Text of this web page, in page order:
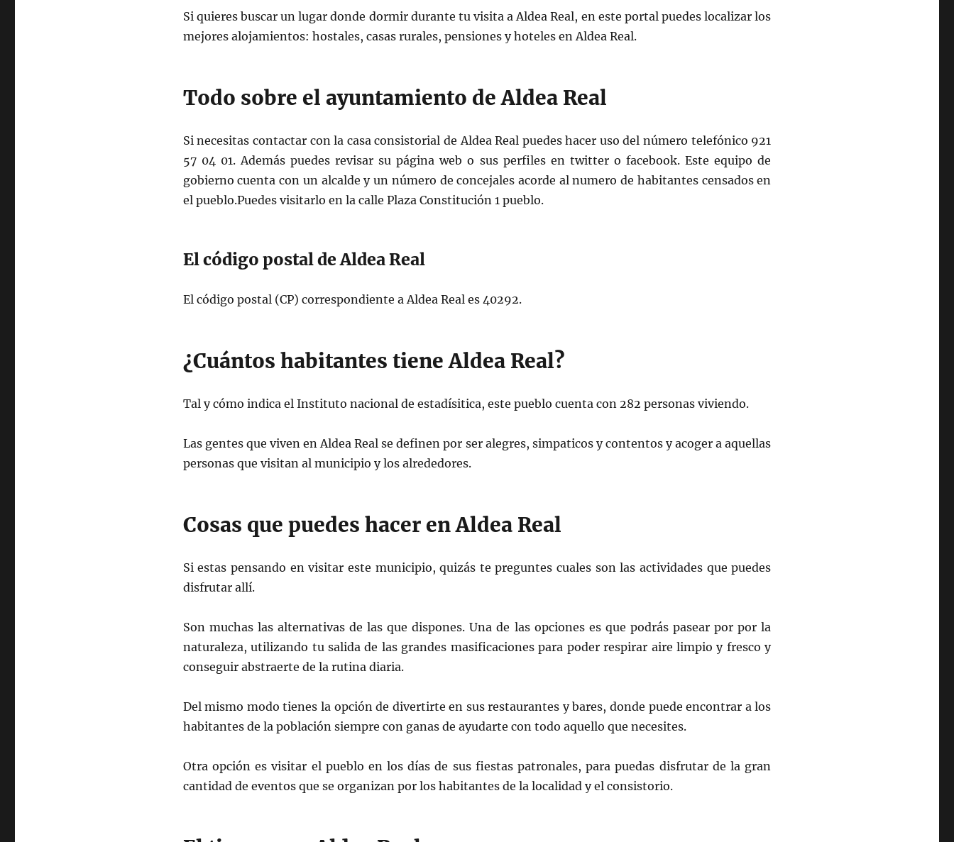
Si quieres buscar un lugar donde dormir durante tu visita a Aldea Real, en este portal puedes localizar los
mejores alojamientos: hostales, casas rurales, pensiones y hoteles en Aldea Real.
Todo sobre el ayuntamiento de Aldea Real
Si necesitas contactar con la casa consistorial de Aldea Real puedes hacer uso del número telefónico 921
57 04 01. Además puedes revisar su página web o sus perfiles en twitter o facebook. Este equipo de
gobierno cuenta con un alcalde y un número de concejales acorde al numero de habitantes censados en
el pueblo.Puedes visitarlo en la calle Plaza Constitución 1 pueblo.
El código postal de Aldea Real
El código postal (CP) correspondiente a Aldea Real es 40292.
¿Cuántos habitantes tiene Aldea Real?
Tal y cómo indica el Instituto nacional de estadísitica, este pueblo cuenta con 282 personas viviendo.
Las gentes que viven en Aldea Real se definen por ser alegres, simpaticos y contentos y acoger a aquellas
personas que visitan al municipio y los alrededores.
Cosas que puedes hacer en Aldea Real
Si estas pensando en visitar este municipio, quizás te preguntes cuales son las actividades que puedes
disfrutar allí.
Son muchas las alternativas de las que dispones. Una de las opciones es que podrás pasear por por la
naturaleza, utilizando tu salida de las grandes masificaciones para poder respirar aire limpio y fresco y
conseguir abstraerte de la rutina diaria.
Del mismo modo tienes la opción de divertirte en sus restaurantes y bares, donde puede encontrar a los
habitantes de la población siempre con ganas de ayudarte con todo aquello que necesites.
Otra opción es visitar el pueblo en los días de sus fiestas patronales, para puedas disfrutar de la gran
cantidad de eventos que se organizan por los habitantes de la localidad y el consistorio.